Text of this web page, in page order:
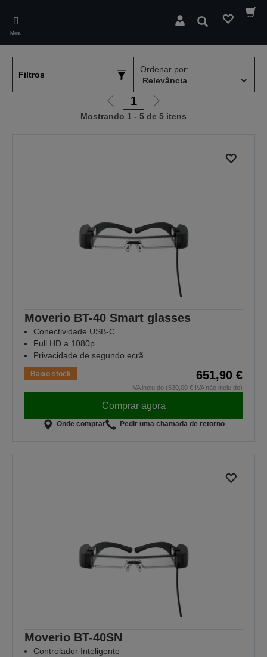
main
content
Menu
Pesquisar
Filtros
Ordenar por:
Ir
para
1
Ir
para
Mostrando 1 - 5 de 5 itens
Moverio BT-40 Smart glasses
Conectividade USB-C.
Full HD a 1080p.
Privacidade de segundo ecrã.
Baixo stock 651,90 €
IVA incluído (530,00 € IVA não incluído)
Comprar agora
Onde comprar Pedir uma chamada de retorno
Moverio BT-40SN
Controlador Inteligente